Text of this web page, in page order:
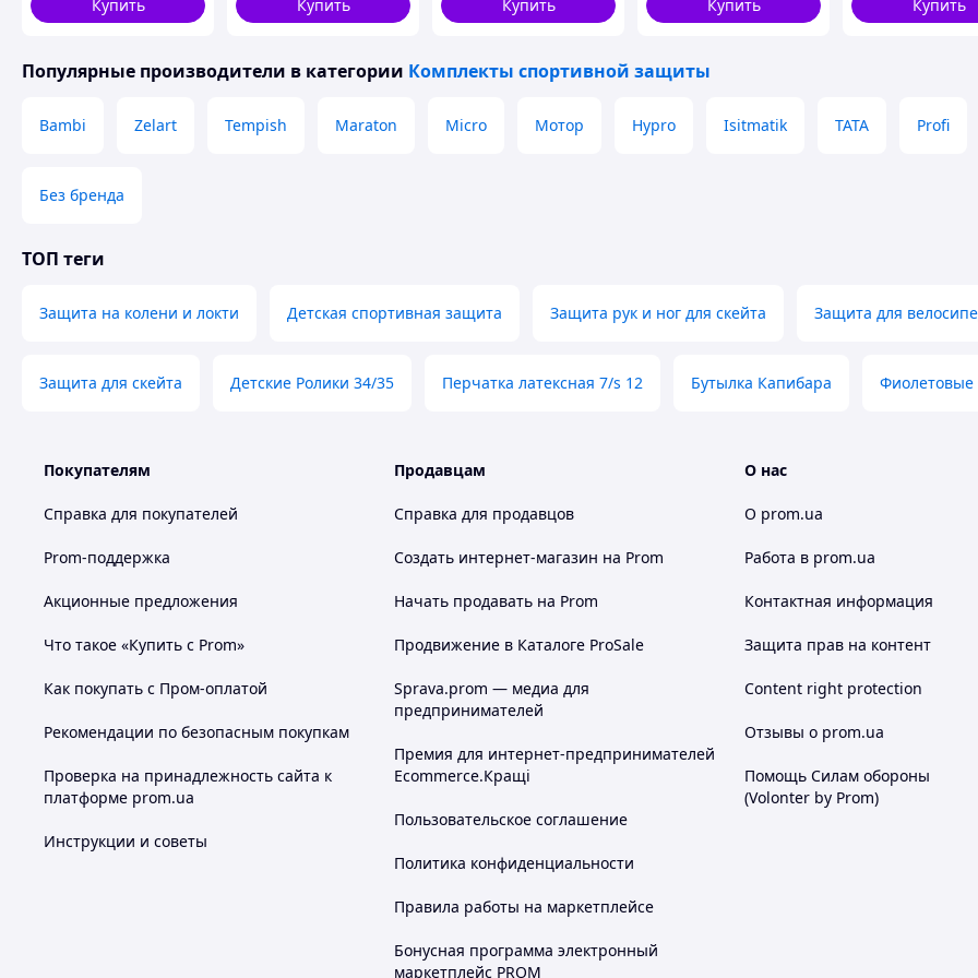
Купить
Купить
Купить
Купить
Купить
Популярные производители в категории Комплекты спортивной защиты
Bambi Zelart Tempish Maraton Micro Мотор Hypro Isitmatik TATA Profi
Без бренда
ТОП теги
Защита на колени и локти Детская спортивная защита Защита рук и ног для скейта Защита для
Защита для скейта Детские Ролики 34/35 Перчатка латексная 7/s 12 Бутылка Капибара Фиолетовые
Покупателям
Справка для покупателей
Prom-поддержка
Акционные предложения
Что такое «Купить с Prom»
Как покупать с Пром-оплатой
Рекомендации по безопасным покупкам
Проверка на принадлежность сайта к
платформе prom.ua
Инструкции и советы
Продавцам
Справка для продавцов
Создать интернет-магазин на Prom
Начать продавать на Prom
Продвижение в Каталоге ProSale
Sprava.prom — медиа для
предпринимателей
Премия для интернет-предпринимателей
Ecommerce.Кращі
Пользовательское соглашение
Политика конфиденциальности
Правила работы на маркетплейсе
Бонусная программа электронный
маркетплейс PROM
О нас
О prom.ua
Работа в prom.ua
Контактная информация
Защита прав на контент
Content right protection
Отзывы о prom.ua
Помощь Силам обороны
(Volonter by Prom)